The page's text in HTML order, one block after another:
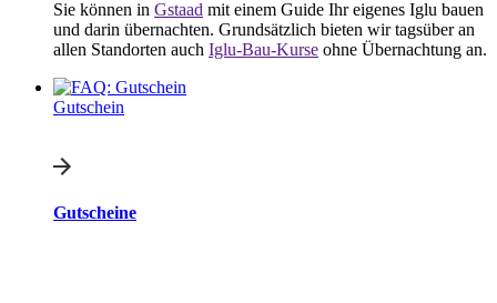
Sie können in Gstaad mit einem Guide Ihr eigenes Iglu bauen
und darin übernachten. Grundsätzlich bieten wir tagsüber an
allen Standorten auch Iglu-Bau-Kurse ohne Übernachtung an.
Gutschein
Gutscheine